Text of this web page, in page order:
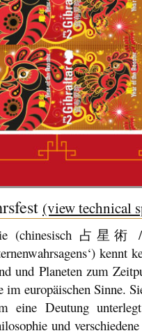
(view technical
(chinesisch 占星
kennt
und Planeten zum
europäischen Sinne.
eine Deutung
und